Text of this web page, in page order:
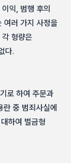
익, 범행 후의
여러 가지 사정을
형량은
다.
로 하여 주문과
중 범죄사실에
하여 벌금형